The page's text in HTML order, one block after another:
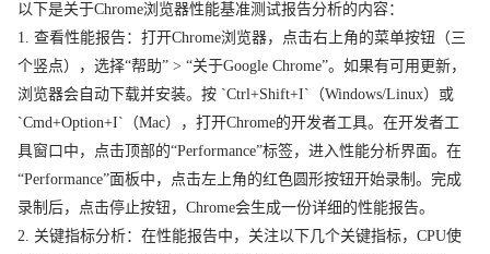
以下是关于Chrome浏览器性能基准测试报告分析的内容：
1. 查看性能报告：打开Chrome浏览器，点击右上角的菜单按钮（三
个竖点），选择“帮助” > “关于Google Chrome”。如果有可用更新，
浏览器会自动下载并安装。按 `Ctrl+Shift+I`（Windows/Linux）或
`Cmd+Option+I`（Mac），打开Chrome的开发者工具。在开发者工
具窗口中，点击顶部的“Performance”标签，进入性能分析界面。在
“Performance”面板中，点击左上角的红色圆形按钮开始录制。完成
录制后，点击停止按钮，Chrome会生成一份详细的性能报告。
2. 关键指标分析：在性能报告中，关注以下几个关键指标，CPU使